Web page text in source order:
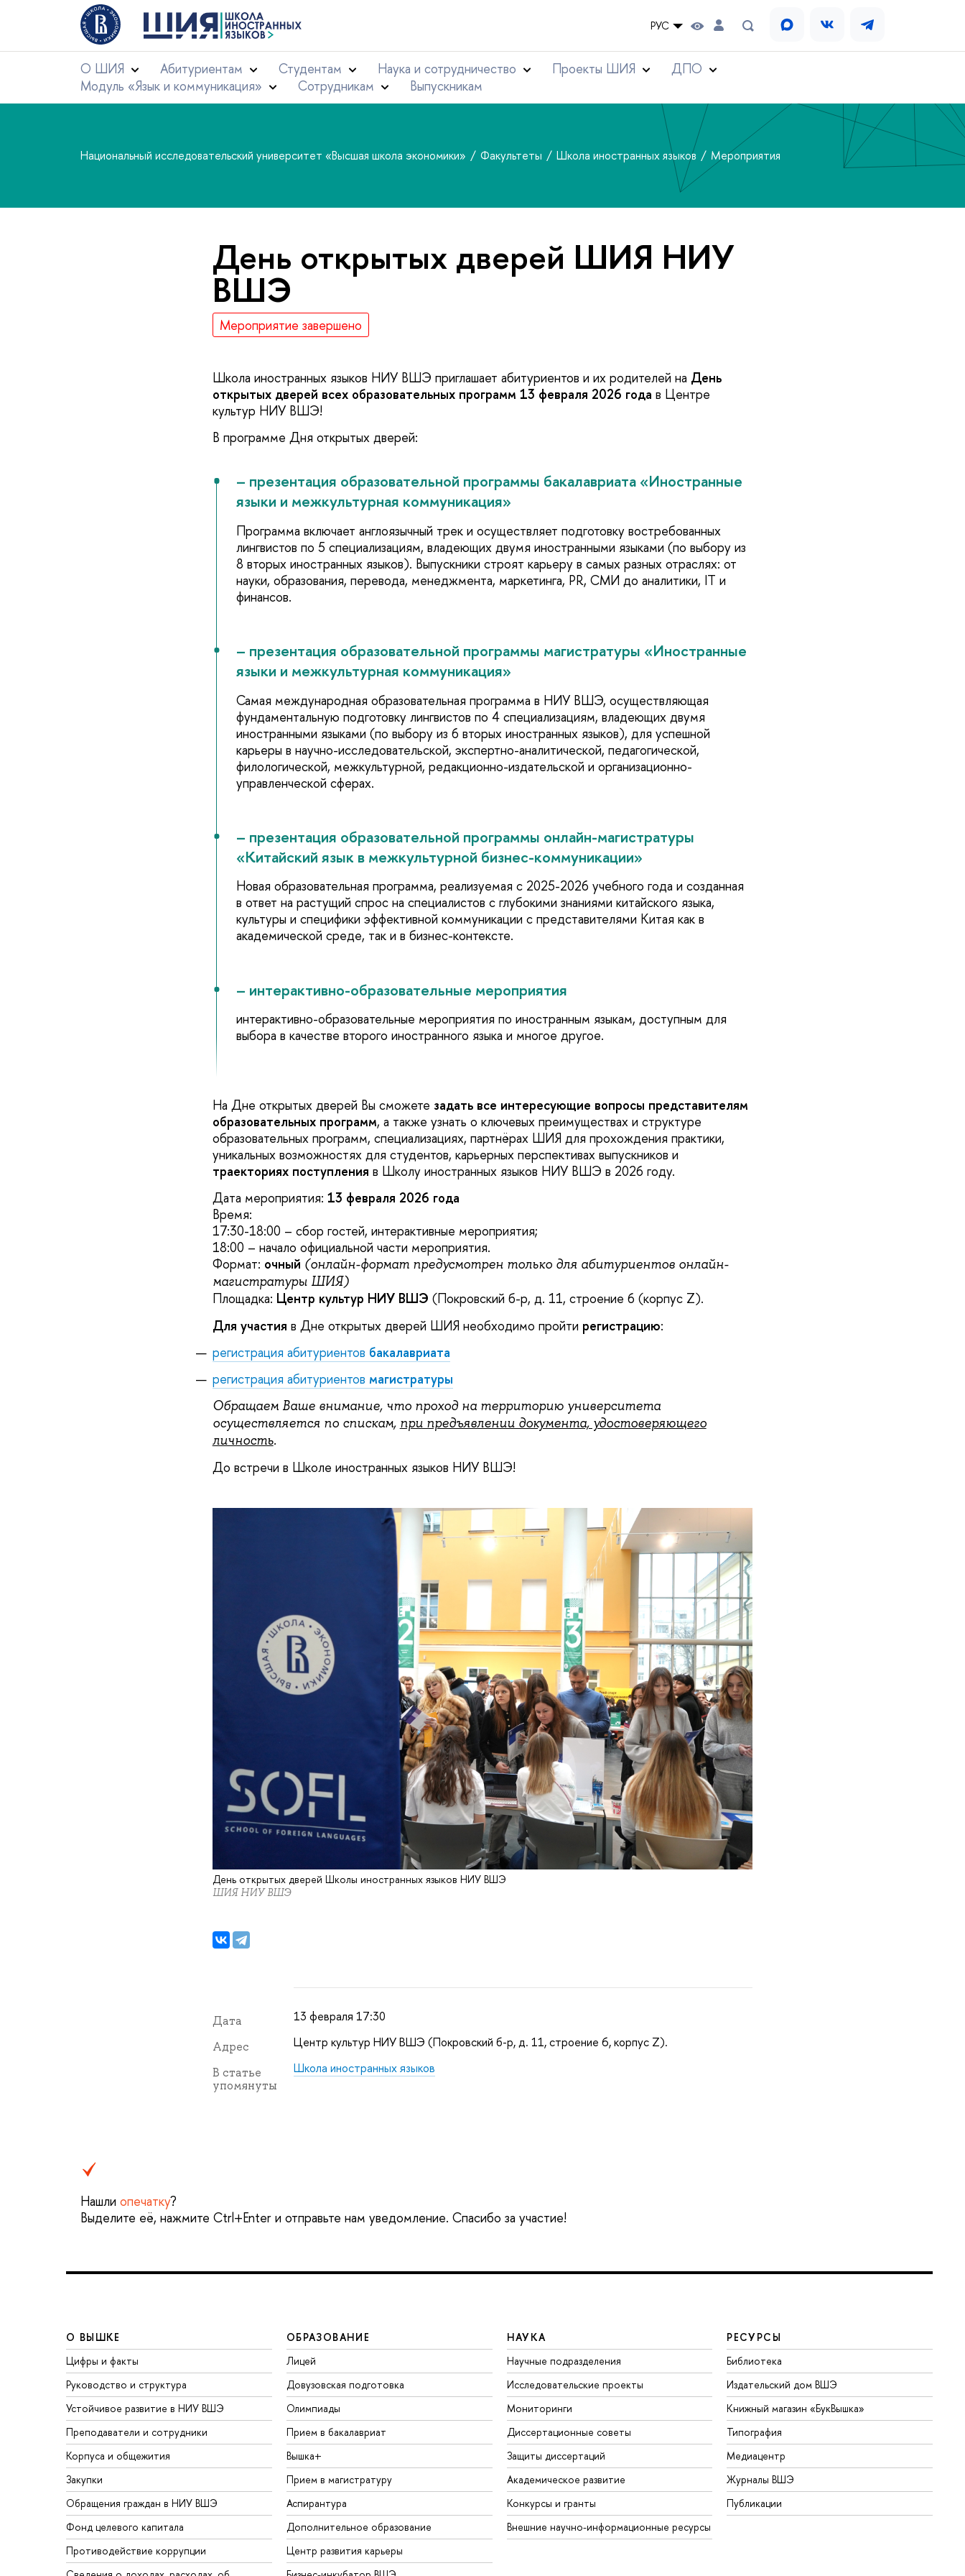
РУС
О ШИЯ Абитуриентам Студентам Наука и сотрудничество Проекты ШИЯ
ДПО
Модуль «Язык и коммуникация»
Сотрудникам Выпускникам
Национальный исследовательский университет «Высшая школа экономики» Факультеты Школа иностранных языков Мероприятия
День открытых дверей ШИЯ НИУ
ВШЭ
Мероприятие завершено
Школа иностранных языков НИУ ВШЭ приглашает абитуриентов и их родителей на День
открытых дверей всех образовательных программ 13 февраля 2026 года в Центре
культур НИУ ВШЭ!
В программе Дня открытых дверей:
– презентация образовательной программы бакалавриата «Иностранные
языки и межкультурная коммуникация»
Программа включает англоязычный трек и осуществляет подготовку востребованных
лингвистов по 5 специализациям, владеющих двумя иностранными языками (по выбору из
8 вторых иностранных языков). Выпускники строят карьеру в самых разных отраслях: от
науки, образования, перевода, менеджмента, маркетинга, PR, СМИ до аналитики, IT и
финансов.
– презентация образовательной программы магистратуры «Иностранные
языки и межкультурная коммуникация»
Самая международная образовательная программа в НИУ ВШЭ, осуществляющая
фундаментальную подготовку лингвистов по 4 специализациям, владеющих двумя
иностранными языками (по выбору из 6 вторых иностранных языков), для успешной
карьеры в научно-исследовательской, экспертно-аналитической, педагогической,
филологической, межкультурной, редакционно-издательской и организационно-
управленческой сферах.
– презентация образовательной программы онлайн-магистратуры
«Китайский язык в межкультурной бизнес-коммуникации»
Новая образовательная программа, реализуемая с 2025-2026 учебного года и созданная
в ответ на растущий спрос на специалистов с глубокими знаниями китайского языка,
культуры и специфики эффективной коммуникации с представителями Китая как в
академической среде, так и в бизнес-контексте.
– интерактивно-образовательные мероприятия
интерактивно-образовательные мероприятия по иностранным языкам, доступным для
выбора в качестве второго иностранного языка и многое другое.
На Дне открытых дверей Вы сможете задать все интересующие вопросы представителям
образовательных программ, а также узнать о ключевых преимуществах и структуре
образовательных программ, специализациях, партнёрах ШИЯ для прохождения практики,
уникальных возможностях для студентов, карьерных перспективах выпускников и
траекториях поступления в Школу иностранных языков НИУ ВШЭ в 2026 году.
Дата мероприятия: 13 февраля 2026 года
Время:
17:30-18:00 – сбор гостей, интерактивные мероприятия;
18:00 – начало официальной части мероприятия.
Формат: очный (онлайн-формат предусмотрен только для абитуриентов онлайн-
магистратуры ШИЯ)
Площадка: Центр культур НИУ ВШЭ (Покровский б-р, д. 11, строение 6 (корпус Z).
Для участия в Дне открытых дверей ШИЯ необходимо пройти регистрацию:
регистрация абитуриентов бакалавриата
регистрация абитуриентов магистратуры
Обращаем Ваше внимание, что проход на территорию университета
осуществляется по спискам, при предъявлении документа, удостоверяющего
личность.
До встречи в Школе иностранных языков НИУ ВШЭ!
День открытых дверей Школы иностранных языков НИУ ВШЭ
ШИЯ НИУ ВШЭ
Дата 13 февраля 17:30
Адрес Центр культур НИУ ВШЭ (Покровский б-р, д. 11, строение 6, корпус Z).
В статье
упомянуты
Школа иностранных языков
Нашли опечатку?
Выделите её, нажмите Ctrl+Enter и отправьте нам уведомление. Спасибо за участие!
О ВЫШКЕ
Цифры и факты
Руководство и структура
Устойчивое развитие в НИУ ВШЭ
Преподаватели и сотрудники
Корпуса и общежития
Закупки
Обращения граждан в НИУ ВШЭ
Фонд целевого капитала
Противодействие коррупции
ОБРАЗОВАНИЕ
Лицей
Довузовская подготовка
Олимпиады
Прием в бакалавриат
Вышка+
Прием в магистратуру
Аспирантура
Дополнительное образование
Центр развития карьеры
НАУКА
Научные подразделения
Исследовательские проекты
Мониторинги
Диссертационные советы
Защиты диссертаций
Академическое развитие
Конкурсы и гранты
Внешние научно-информационные ресурсы
РЕСУРСЫ
Библиотека
Издательский дом ВШЭ
Книжный магазин «БукВышка»
Типография
Медиацентр
Журналы ВШЭ
Публикации